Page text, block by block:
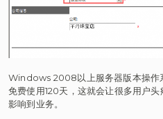
Windows 2008以上服务器版本操作
免费使用120天，这就会让很多用户
影响到业务。